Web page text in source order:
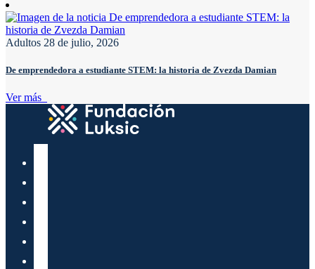
Adultos 28 de julio, 2026
De emprendedora a estudiante STEM: la historia de Zvezda Damian
Ver más